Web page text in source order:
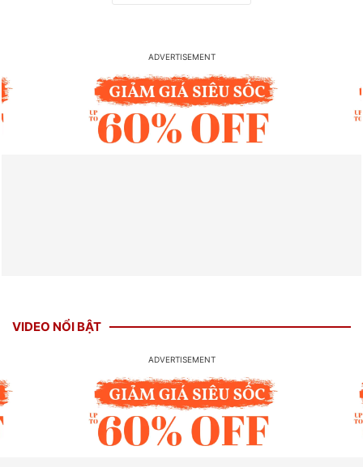
VIDEO NỔI BẬT